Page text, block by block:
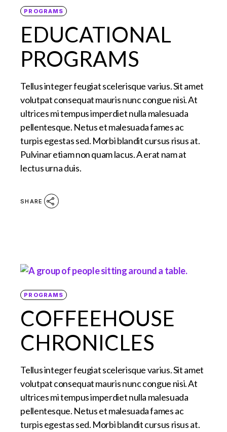
PROGRAMS
EDUCATIONAL
PROGRAMS
Tellus integer feugiat scelerisque varius. Sit amet
volutpat consequat mauris nunc congue nisi. At
ultrices mi tempus imperdiet nulla malesuada
pellentesque. Netus et malesuada fames ac
turpis egestas sed. Morbi blandit cursus risus at.
Pulvinar etiam non quam lacus. A erat nam at
lectus urna duis.
SHARE
PROGRAMS
COFFEEHOUSE
CHRONICLES
Tellus integer feugiat scelerisque varius. Sit amet
volutpat consequat mauris nunc congue nisi. At
ultrices mi tempus imperdiet nulla malesuada
pellentesque. Netus et malesuada fames ac
turpis egestas sed. Morbi blandit cursus risus at.